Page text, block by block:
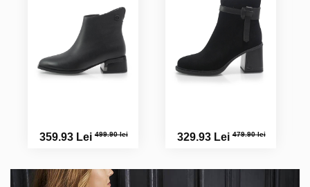
359.93 Lei499.90 lei 329.93 Lei479.90 lei